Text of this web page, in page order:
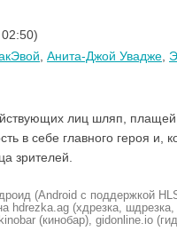
Анита-Джой Увадже
лиц шляп,
в себе главного героя и,
зрителей.
(Android с поддержкой
(хдрезка, шдрезка,
(кинобар), gidonline.io